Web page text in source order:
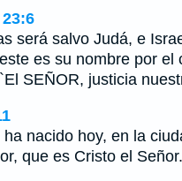
será salvo Judá, e
es su nombre por el
SEÑOR, justicia
ha nacido hoy, en la
que es Cristo el Señor.